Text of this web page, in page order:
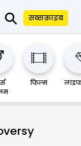
⚲ सब्सक्राइब
फिल्म